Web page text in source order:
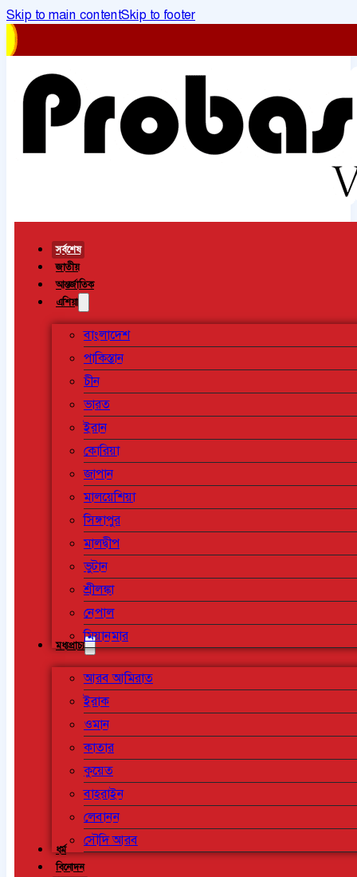
Skip to main contentSkip to footer
সর্বশেষ
জাতীয়
আন্তর্জাতিক
এশিয়া
বাংলাদেশ
পাকিস্তান
চীন
ভারত
ইরান
কোরিয়া
জাপান
মালয়েশিয়া
সিঙ্গাপুর
মালদ্বীপ
ভুটান
শ্রীলঙ্কা
নেপাল
মিয়ানমার
মধ্যপ্রাচ্য
আরব আমিরাত
ইরাক
ওমান
কাতার
কুয়েত
বাহরাইন
লেবানন
সৌদি আরব
ধর্ম
বিনোদন